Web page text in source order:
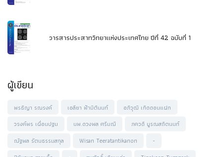
วารสารประสาทวิทยาแห่งประเทศไทย ปีที่ 42 ฉบับที่ 1
ผู้เขียน
พรธิญา รณรงค์ เอลียา ฟ้ามิตินนท์
อภิวุฒิ เกิดดอนแฝก
วรงค์พร เผื่อนปฐม
นพ.ดวงพล ศรีมณี
ภควดี บูรณสถิตนนท์
ณัฐพล รัตนธรรมสกุล
Wisan Teeratantikanon
-